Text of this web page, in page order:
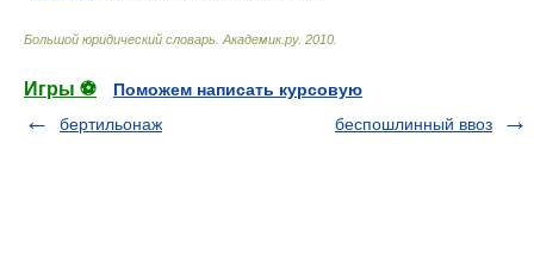
Большой юридический словарь Академик.ру. 2010
Игры ⚽
Поможем написать курсовую
бертильонаж
беспошлинный ввоз